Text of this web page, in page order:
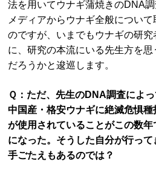
法を用いてウナギ蒲焼きのDNA
メディアからウナギ全般につい
のですが、いまでもウナギの研
に、研究の本流にいる先生方を
だろうかと逡巡します。
Ｑ：ただ、先生のDNA調査によ
中国産・格安ウナギに絶滅危惧
が使用されていることがこの数
になった。そうした自分が行っ
手ごたえもあるのでは？